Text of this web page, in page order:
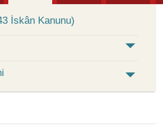
İskân Kanunu)